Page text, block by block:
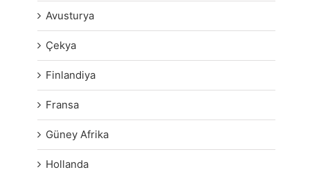
Avusturya
Çekya
Finlandiya
Fransa
Güney Afrika
Hollanda